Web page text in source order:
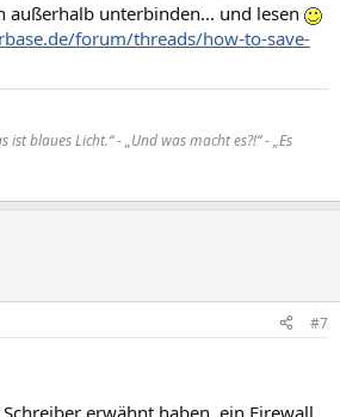
außerhalb unterbinden... und lesen
forum/threads/how-to-save-
ist blaues Licht.“ - „Und was macht es?!“ - „Es
#7
erwähnt haben, ein Firewall